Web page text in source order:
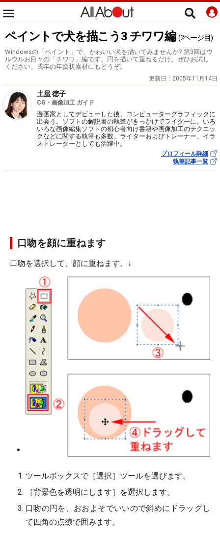
ペイントで犬を描こう3 チワワ編 (2ページ目)
Windowsの「ペイント」で、かわいい犬を描いてみませんか? 第3回はウ
ルウルお目々の「チワワ」編です。円を描いて重ねるだけ。ぜひお試し
ください。戌年の年賀状素材にもどうぞ。
更新日： 2005年11月14日
土屋 徳子
CG・画像加工 ガイド
漫画家としてデビューした後、コンピューターグラフィックに
出会う。ソフトの解説書の執筆がきっかけでライターに。いろ
いろな画像編集ソフトの初心者向け書籍や画像加工のテクニッ
クなどに関する執筆も多数。ライターおよびトレーナー、イラ
ストレーターとしても活躍中。
プロフィール詳細
執筆記事一覧
口吻を顔に重ねます
口吻を選択して、顔に重ねます。↓
ツールボックスで［選択］ツールを選びます。
［背景色を透明にします］を選択します。
口吻の円を、おおよそでいいので斜めにドラッグし
て四角の点線で囲みます。